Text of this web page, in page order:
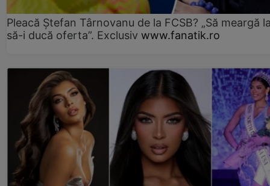
Pleacă Ștefan Târnovanu de la FCSB? „Să meargă
să-i ducă oferta”. Exclusiv www.fanatik.ro